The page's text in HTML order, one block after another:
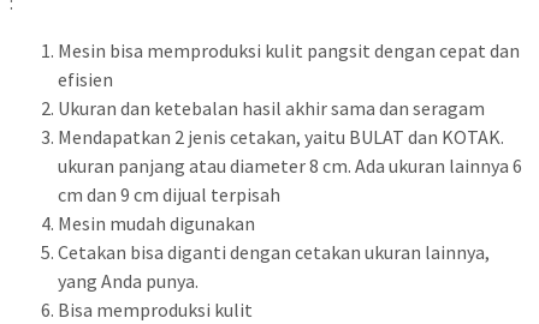
Mesin bisa memproduksi kulit pangsit dengan cepat dan
efisien
Ukuran dan ketebalan hasil akhir sama dan seragam
Mendapatkan 2 jenis cetakan, yaitu BULAT dan KOTAK.
ukuran panjang atau diameter 8 cm. Ada ukuran lainnya 6
cm dan 9 cm dijual terpisah
Mesin mudah digunakan
Cetakan bisa diganti dengan cetakan ukuran lainnya,
yang Anda punya.
Bisa memproduksi kulit